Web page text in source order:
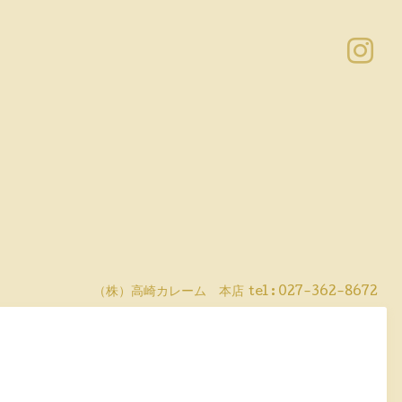
（株）高崎カレーム 本店 tel : 027-362-8672